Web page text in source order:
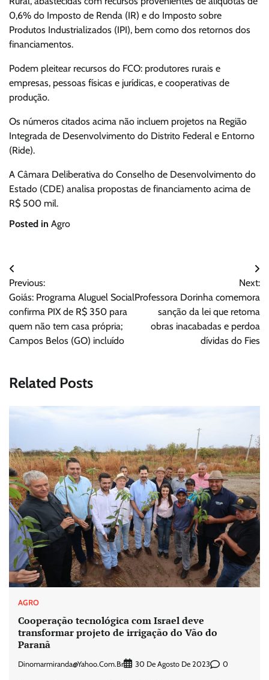
0,6% do Imposto de Renda (IR) e do Imposto sobre
Produtos Industrializados (IPI), bem como dos retornos dos
financiamentos.
Podem pleitear recursos do FCO: produtores rurais e
empresas, pessoas físicas e jurídicas, e cooperativas de
produção.
Os números citados acima não incluem projetos na Região
Integrada de Desenvolvimento do Distrito Federal e Entorno
(Ride).
A Câmara Deliberativa do Conselho de Desenvolvimento do
Estado (CDE) analisa propostas de financiamento acima de
R$ 500 mil.
Posted in Agro
Navegação
de
Post
Previous:
Goiás: Programa Aluguel Social
confirma PIX de R$ 350 para
quem não tem casa própria;
Campos Belos (GO) incluído
Next:
Professora Dorinha comemora
sanção da lei que retoma
obras inacabadas e perdoa
dívidas do Fies
Related Posts
AGRO
Cooperação tecnológica com Israel deve
transformar projeto de irrigação do Vão do
Paranã
Dinomarmiranda@yahoo.com.br 30 De Agosto De 2023 0